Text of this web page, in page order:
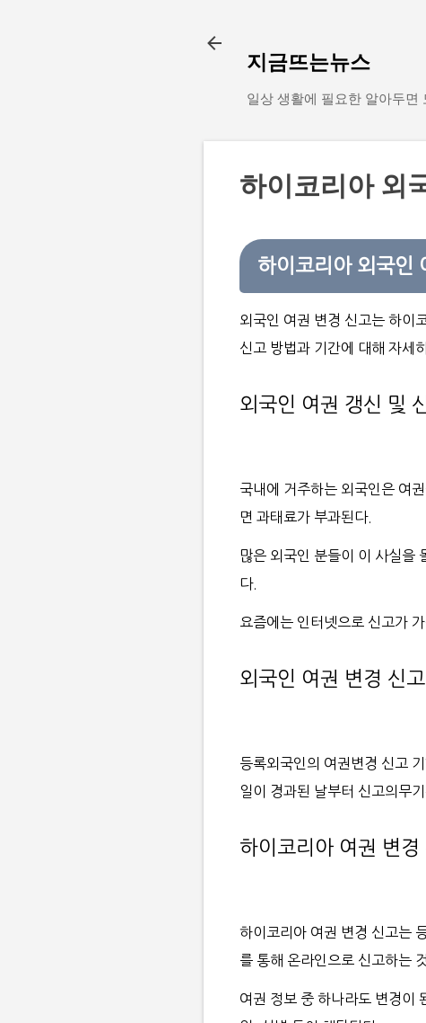
지금뜨는뉴스
일상 생활에 필요한 알아두면
하이코리아 외
하이코리아 외국인
외국인 여권 변경 신고는 하이
신고 방법과 기간에 대해 자세
외국인 여권 갱신 및
국내에 거주하는 외국인은 여
면 과태료가 부과된다.
많은 외국인 분들이 이 사실을
다.
요즘에는 인터넷으로 신고가
외국인 여권 변경 신
등록외국인의 여권변경 신고
일이 경과된 날부터 신고의무
하이코리아 여권 변경
하이코리아 여권 변경 신고는
를 통해 온라인으로 신고하는
여권 정보 중 하나라도 변경이